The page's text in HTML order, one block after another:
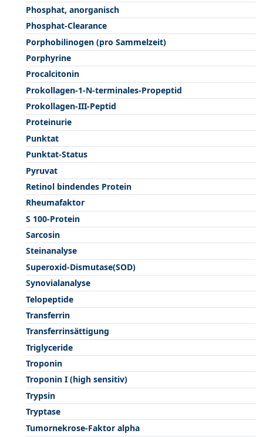
Phosphat, anorganisch
Phosphat-Clearance
Porphobilinogen (pro Sammelzeit)
Porphyrine
Procalcitonin
Prokollagen-1-N-terminales-Propeptid
Prokollagen-III-Peptid
Proteinurie
Punktat
Punktat-Status
Pyruvat
Retinol bindendes Protein
Rheumafaktor
S 100-Protein
Sarcosin
Steinanalyse
Superoxid-Dismutase(SOD)
Synovialanalyse
Telopeptide
Transferrin
Transferrinsättigung
Triglyceride
Troponin
Troponin I (high sensitiv)
Trypsin
Tryptase
Tumornekrose-Faktor alpha